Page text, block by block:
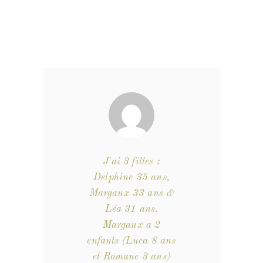
J'ai 3 filles :
Delphine 35 ans,
Margaux 33 ans &
Léa 31 ans.
Margaux a 2
enfants (Luca 8 ans
et Romane 3 ans)